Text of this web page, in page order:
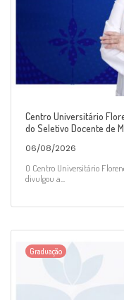
Centro Universitário
do Seletivo Docente de
06/08/2026
O Centro Universitário
divulgou a...
Graduação